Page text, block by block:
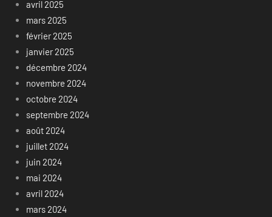
avril 2025
mars 2025
février 2025
janvier 2025
décembre 2024
novembre 2024
octobre 2024
septembre 2024
août 2024
juillet 2024
juin 2024
mai 2024
avril 2024
mars 2024